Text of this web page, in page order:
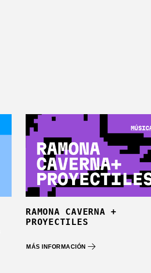
RAMONA CAVERNA +
PROYECTILES
MÁS INFORMACIÓN